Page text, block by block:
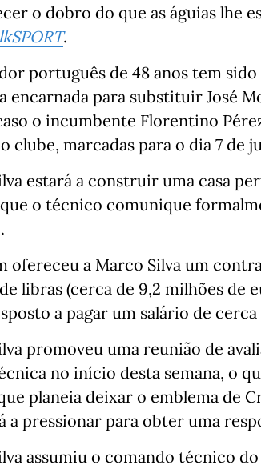
o dobro do que as águias lhe
.
português de 48 anos tem
encarnada para substituir José
o incumbente Florentino
clube, marcadas para o dia 7 de
estará a construir uma casa
o técnico comunique
ofereceu a Marco Silva um
libras (cerca de 9,2 milhões de
a pagar um salário de
promoveu uma reunião de
no início desta semana, o
planeia deixar o emblema de
a pressionar para obter uma
assumiu o comando técnico